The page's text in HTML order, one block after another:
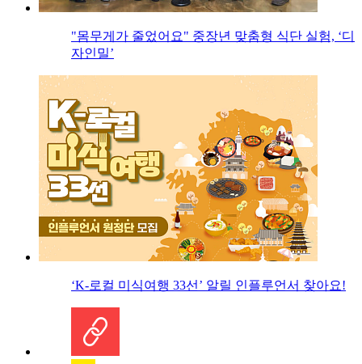
"몸무게가 줄었어요" 중장년 맞춤형 식단 실험, ‘디
자인밀’
‘K-로컬 미식여행 33선’ 알릴 인플루언서 찾아요!